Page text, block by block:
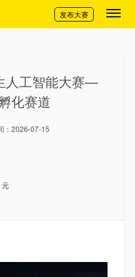
切换导航
发布大赛
人工智能大赛—
化赛道
：2026-07-15
元